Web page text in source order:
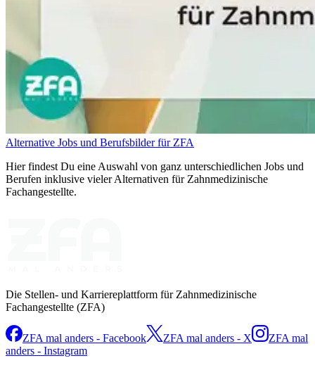
Alternative Jobs und Berufsbilder für ZFA
Hier findest Du eine Auswahl von ganz unterschiedlichen Jobs und
Berufen inklusive vieler Alternativen für Zahnmedizinische
Fachangestellte.
Die Stellen- und Karriereplattform für Zahnmedizinische
Fachangestellte (ZFA)
ZFA mal anders - Facebook ZFA mal anders - X
ZFA mal
anders - Instagram